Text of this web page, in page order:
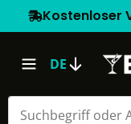
Kostenloser
DE